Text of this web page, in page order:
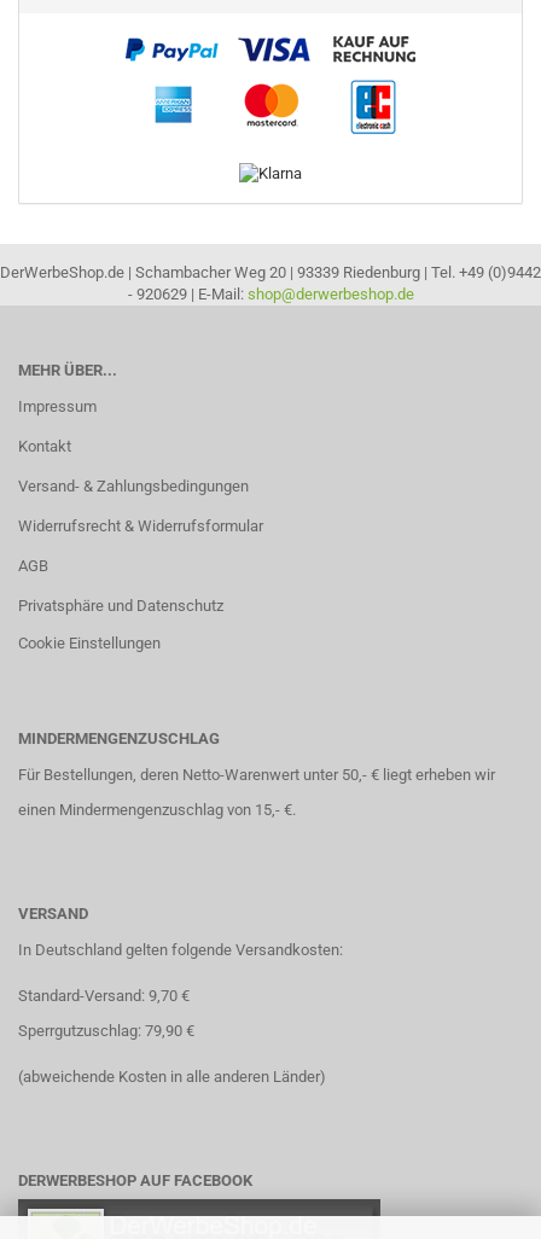
DerWerbeShop.de | Schambacher Weg 20 | 93339 Riedenburg | Tel. +49 (0)9442
- 920629 | E-Mail: shop@derwerbeshop.de
MEHR ÜBER...
Impressum
Kontakt
Versand- & Zahlungsbedingungen
Widerrufsrecht & Widerrufsformular
AGB
Privatsphäre und Datenschutz
Cookie Einstellungen
MINDERMENGENZUSCHLAG
Für Bestellungen, deren Netto-Warenwert unter 50,- € liegt erheben wir
einen Mindermengenzuschlag von 15,- €.
VERSAND
In Deutschland gelten folgende Versandkosten:
Standard-Versand: 9,70 €
Sperrgutzuschlag: 79,90 €
(abweichende Kosten in alle anderen Länder)
DERWERBESHOP AUF FACEBOOK